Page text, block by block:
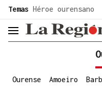
common.go-to-content
Temas Héroe ourensano
header.menu.open
Ourense Amoeiro